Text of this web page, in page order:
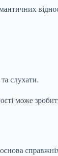
слухати.
може